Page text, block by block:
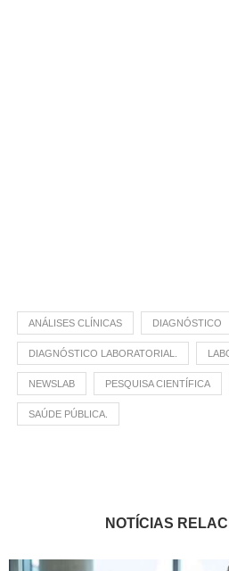
ANÁLISES CLÍNICAS DIAGNÓSTICO
DIAGNÓSTICO LABORATORIAL.
NEWSLAB PESQUISA CIENTÍFICA
SAÚDE PÚBLICA.
NOTÍCIAS